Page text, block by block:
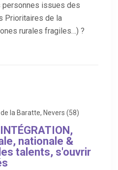
personnes issues des
Prioritaires de la
rurales fragiles…) ?
la Baratte, Nevers (58)
nationale &
talents, s'ouvrir